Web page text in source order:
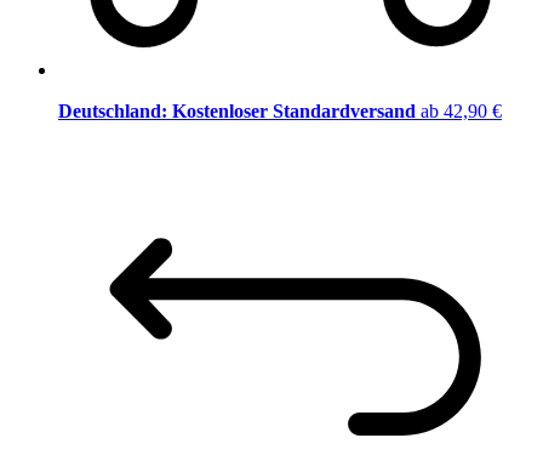
Deutschland: Kostenloser Standardversand ab 42,90 €